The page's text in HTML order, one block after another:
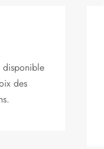
disponible
des